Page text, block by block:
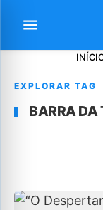
EXPLORAR TAG
BARRA DA